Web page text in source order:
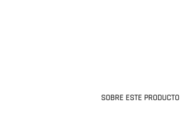
SOBRE ESTE PRODUCTO